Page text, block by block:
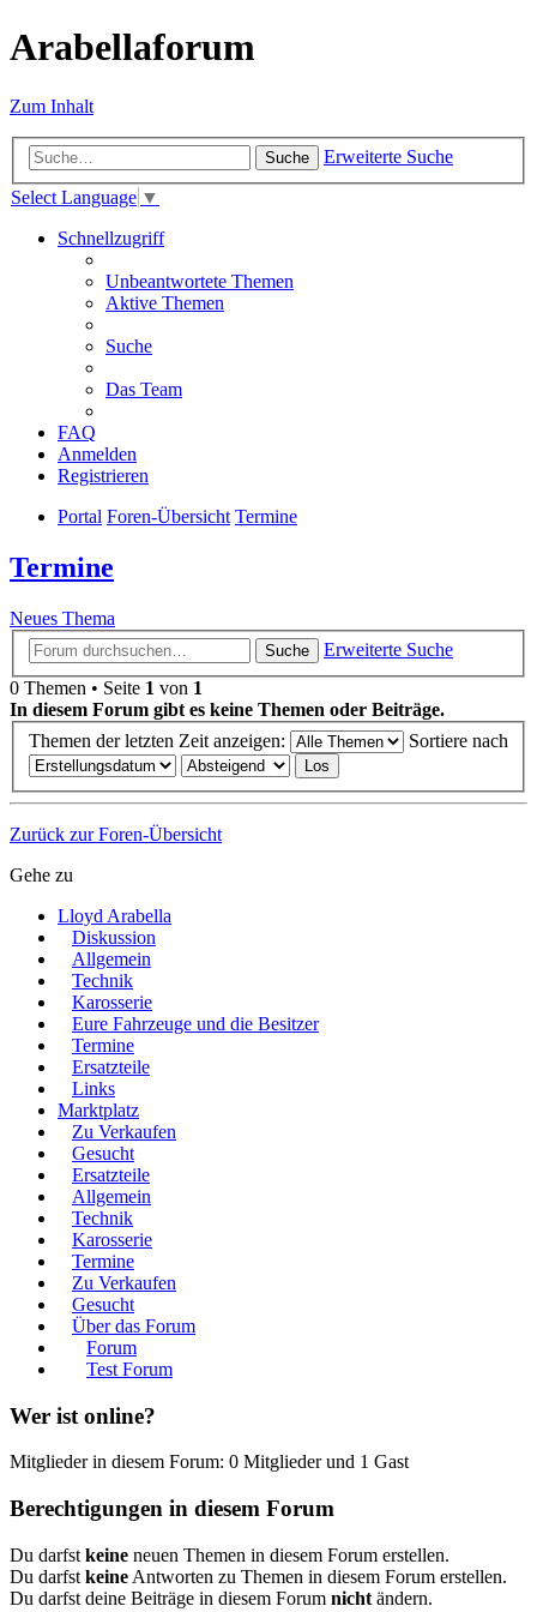
Arabellaforum
Zum Inhalt
Suche
Erweiterte Suche
Select Language ▼
Schnellzugriff
Unbeantwortete Themen
Aktive Themen
Suche
Das Team
FAQ
Anmelden
Registrieren
Portal Foren-Übersicht Termine
Termine
Neues Thema
Suche
Erweiterte Suche
0 Themen • Seite 1 von 1
In diesem Forum gibt es keine Themen oder Beiträge.
Themen der letzten Zeit anzeigen:
Sortiere nach
Zurück zur Foren-Übersicht
Gehe zu
Lloyd Arabella
Diskussion
Allgemein
Technik
Karosserie
Eure Fahrzeuge und die Besitzer
Termine
Ersatzteile
Links
Marktplatz
Zu Verkaufen
Gesucht
Ersatzteile
Allgemein
Technik
Karosserie
Termine
Zu Verkaufen
Gesucht
Über das Forum
Forum
Test Forum
Wer ist online?
Mitglieder in diesem Forum: 0 Mitglieder und 1 Gast
Berechtigungen in diesem Forum
Du darfst keine neuen Themen in diesem Forum erstellen.
Du darfst keine Antworten zu Themen in diesem Forum erstellen.
Du darfst deine Beiträge in diesem Forum nicht ändern.